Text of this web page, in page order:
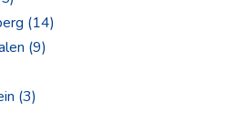
(14)
(9)
(3)